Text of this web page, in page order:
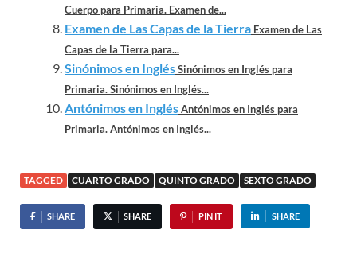
Cuerpo para Primaria. Examen de...
Examen de Las Capas de la Tierra Examen de Las
Capas de la Tierra para...
Sinónimos en InglésSinónimos en Inglés para
Primaria. Sinónimos en Inglés...
Antónimos en InglésAntónimos en Inglés para
Primaria. Antónimos en Inglés...
TAGGED CUARTO GRADO QUINTO GRADO SEXTO GRADO
SHARE SHARE PIN IT SHARE